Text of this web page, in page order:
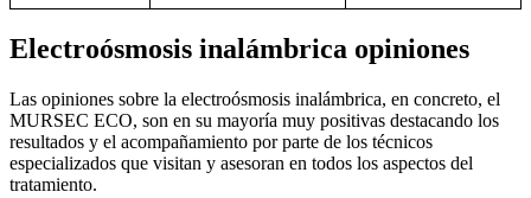
Electroósmosis inalámbrica opiniones
Las opiniones sobre la electroósmosis inalámbrica, en concreto, el
MURSEC ECO, son en su mayoría muy positivas destacando los
resultados y el acompañamiento por parte de los técnicos
especializados que visitan y asesoran en todos los aspectos del
tratamiento.